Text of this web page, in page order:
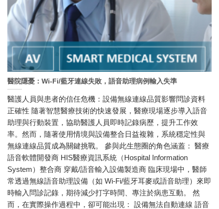
醫院隱憂：Wi-Fi/藍牙連線失敗，語音助理病例輸入失準
醫護人員與患者的信任危機：設備無線連線品質影響問診資料
正確性 隨著智慧醫療技術的快速發展，醫療現場逐步導入語音
助理與行動裝置，協助醫護人員即時記錄病歷，提升工作效
率。然而，隨著使用情境與設備整合日益複雜，系統穩定性與
無線連線品質成為關鍵挑戰。 參與此生態圈的角色涵蓋： 醫療
語音軟體開發商 HIS醫療資訊系統（Hospital Information
System）整合商 穿戴/語音輸入設備製造商 臨床現場中，醫師
常透過無線語音助理設備（如 Wi-Fi/藍牙耳麥或語音助理）來即
時輸入問診記錄，期待減少打字時間、專注於病患互動。 然
而，在實際操作過程中，卻可能出現： 設備無法自動連線 語音